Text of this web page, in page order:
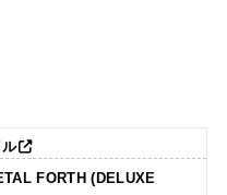
ル
FORTH (DELUXE